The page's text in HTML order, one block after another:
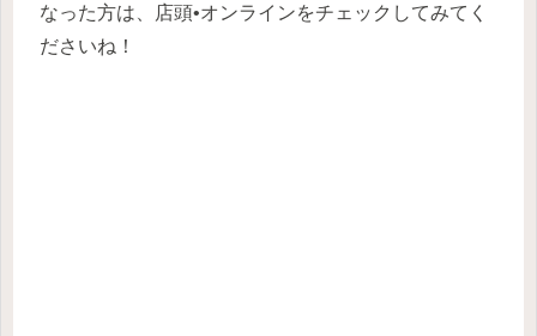
なった方は、店頭•オンラインをチェックしてみてく
ださいね！